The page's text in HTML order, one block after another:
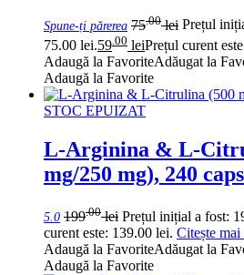
Spune-ți părerea 75.00 lei Prețul
75.00 lei.59 .00 leiPrețul curent
Adaugă la FavoriteAdăugat la
Adaugă la Favorite
STOC EPUIZAT
L-Arginina & L-
mg/250 mg), 240
5.0 199.00 lei Prețul inițial a fost:
curent este: 139.00 lei. Citește
Adaugă la FavoriteAdăugat la
Adaugă la Favorite